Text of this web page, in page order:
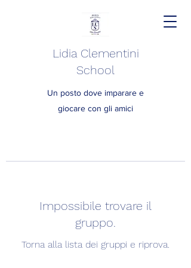
Lidia Clementini
School
Un posto dove imparare e
giocare con gli amici
Impossibile trovare il
gruppo.
Torna alla lista dei gruppi e riprova.